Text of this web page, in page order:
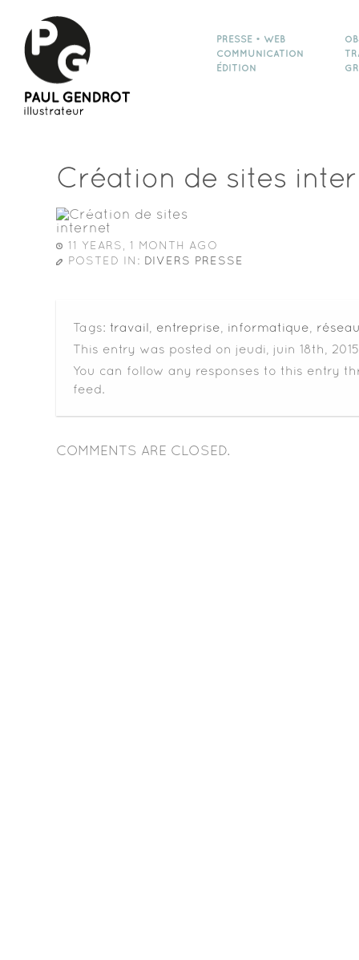
PRESSE • WEB
COMMUNICATION
ÉDITION
Création de sites
11 YEARS, 1 MONTH AGO
POSTED IN: DIVERS PRESSE
Tags: travail entreprise informatique
This entry was posted on jeudi, juin 18th, 2015
You can follow any responses to this entry
feed.
COMMENTS ARE CLOSED.